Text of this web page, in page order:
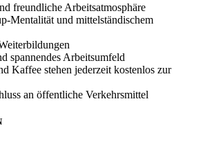
freundliche Arbeitsatmosphäre
Mentalität und mittelständischem
spannendes Arbeitsumfeld
Kaffee stehen jederzeit kostenlos zur
an öffentliche Verkehrsmittel